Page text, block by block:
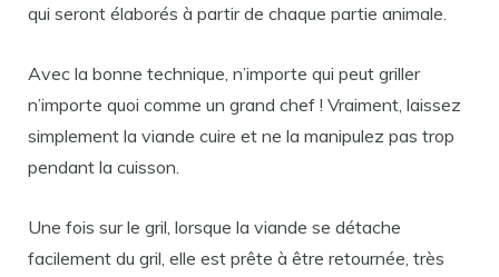
qui seront élaborés à partir de chaque partie animale.
Avec la bonne technique, n’importe qui peut griller
n’importe quoi comme un grand chef ! Vraiment, laissez
simplement la viande cuire et ne la manipulez pas trop
pendant la cuisson.
Une fois sur le gril, lorsque la viande se détache
facilement du gril, elle est prête à être retournée, très